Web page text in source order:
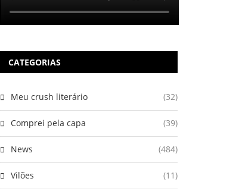
CATEGORIAS
Meu crush literário (32)
Comprei pela capa (39)
News (484)
Vilões (11)